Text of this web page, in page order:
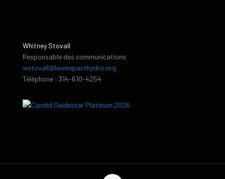
Whitney Stovall
Responsable des communications
wstovall@lowimpacthydro.org
Téléphone : 314-610-4254